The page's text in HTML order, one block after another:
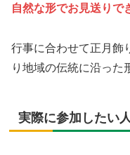
自然な形でお見送りで
行事に合わせて正月飾
り地域の伝統に沿った
実際に参加したい